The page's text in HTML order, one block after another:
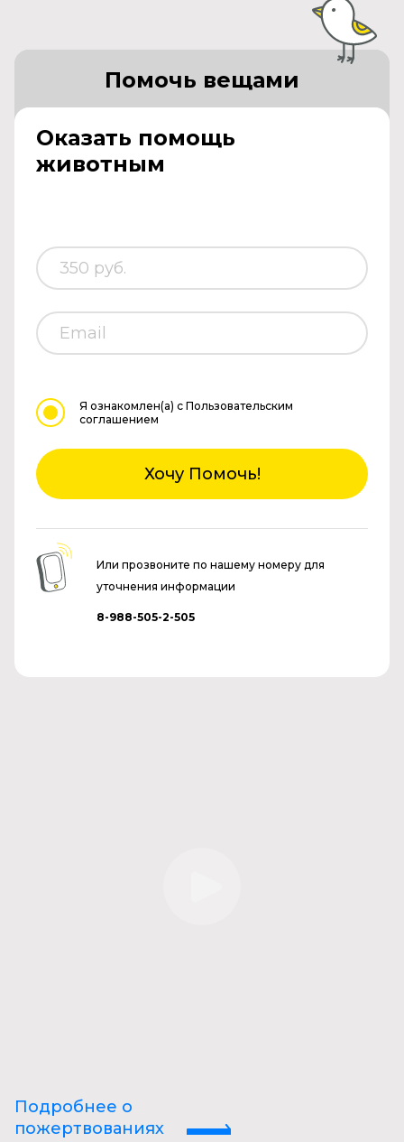
Оказать помощь
животным
Помочь вещами
Я ознакомлен(а) с Пользовательским
соглашением
Хочу Помочь!
Или прозвоните по нашему номеру для
уточнения информации
8-988-505-2-505
Подробнее о
пожертвованиях